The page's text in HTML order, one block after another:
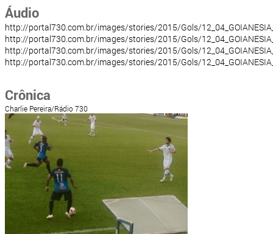
Áudio
http://portal730.com.br/images/stories/2015/Gols/
http://portal730.com.br/images/stories/2015/Gols/
http://portal730.com.br/images/stories/2015/Gols/
http://portal730.com.br/images/stories/2015/Gols/
Crônica
Charlie Pereira/Rádio 730